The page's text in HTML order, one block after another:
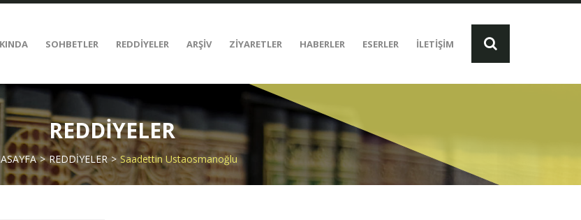
SOHBETLER REDDİYELER ARŞİV ZİYARETLER HABERLER ESERLER İLETİŞİM
REDDİYELER
REDDİYELER Saadettin Ustaosmanoğlu